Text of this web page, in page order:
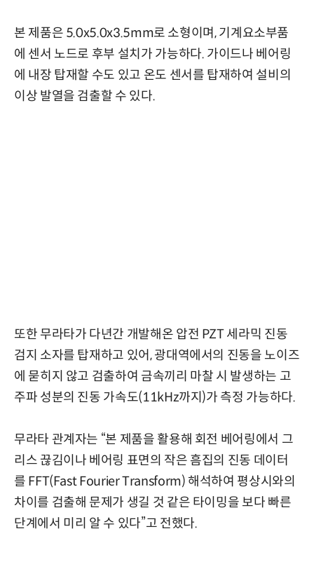
본 제품은 5.0x5.0x3.5mm로 소형이며, 기계요소부품
에 센서 노드로 후부 설치가 가능하다. 가이드나 베어링
에 내장 탑재할 수도 있고 온도 센서를 탑재하여 설비의
이상 발열을 검출할 수 있다.
또한 무라타가 다년간 개발해온 압전 PZT 세라믹 진동
검지 소자를 탑재하고 있어, 광대역에서의 진동을 노이즈
에 묻히지 않고 검출하여 금속끼리 마찰 시 발생하는 고
주파 성분의 진동 가속도(11kHz까지)가 측정 가능하다.
무라타 관계자는 “본 제품을 활용해 회전 베어링에서 그
리스 끊김이나 베어링 표면의 작은 흠집의 진동 데이터
를 FFT(Fast Fourier Transform) 해석하여 평상시와의
차이를 검출해 문제가 생길 것 같은 타이밍을 보다 빠른
단계에서 미리 알 수 있다”고 전했다.